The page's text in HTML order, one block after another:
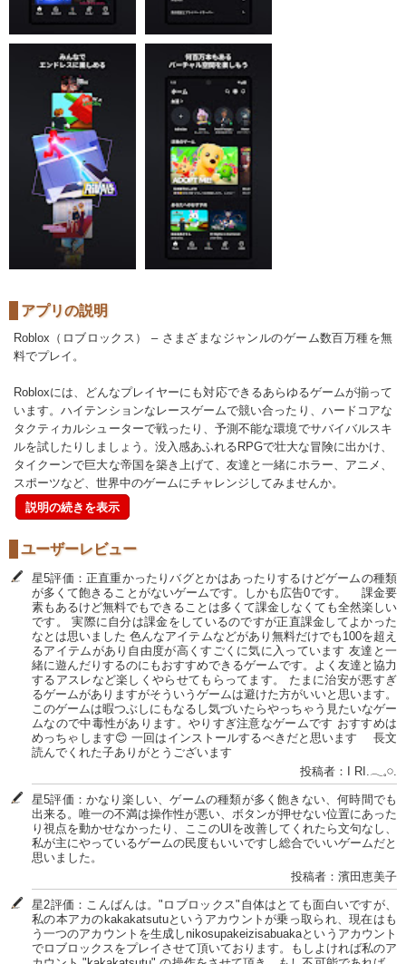
アプリの説明
Roblox（ロブロックス） – さまざまなジャンルのゲーム数百万種を無
料でプレイ。
Robloxには、どんなプレイヤーにも対応できるあらゆるゲームが揃って
います。ハイテンションなレースゲームで競い合ったり、ハードコアな
タクティカルシューターで戦ったり、予測不能な環境でサバイバルスキ
ルを試したりしましょう。没入感あふれるRPGで壮大な冒険に出かけ、
タイクーンで巨大な帝国を築き上げて、友達と一緒にホラー、アニメ、
スポーツなど、世界中のゲームにチャレンジしてみませんか。
説明の続きを表示
ユーザーレビュー
星5評価：正直重かったりバグとかはあったりするけどゲームの種類
が多くて飽きることがないゲームです。しかも広告0です。 課金要
素もあるけど無料でもできることは多くて課金しなくても全然楽しい
です。 実際に自分は課金をしているのですが正直課金してよかった
なとは思いました 色んなアイテムなどがあり無料だけでも100を超え
るアイテムがあり自由度が高くすごくに気に入っています 友達と一
緒に遊んだりするのにもおすすめできるゲームです。よく友達と協力
するアスレなど楽しくやらせてもらってます。 たまに治安が悪すぎ
るゲームがありますがそういうゲームは避けた方がいいと思います。
このゲームは暇つぶしにもなるし気づいたらやっちゃう見たいなゲー
ムなので中毒性があります。やりすぎ注意なゲームです おすすめは
めっちゃします😊 一回はインストールするべきだと思います 長文
読んでくれた子ありがとうございます
投稿者：I RI.𓂃𓈒𓏸.
星5評価：かなり楽しい、ゲームの種類が多く飽きない、何時間でも
出来る。唯一の不満は操作性が悪い、ボタンが押せない位置にあった
り視点を動かせなかったり、ここのUIを改善してくれたら文句なし、
私が主にやっているゲームの民度もいいですし総合でいいゲームだと
思いました。
投稿者：濱田恵美子
星2評価：こんばんは。"ロブロックス"自体はとても面白いですが、
私の本アカのkakakatsutuというアカウントが乗っ取られ、現在はも
う一つのアカウントを生成しnikosupakeizisabuakaというアカウント
でロブロックスをプレイさせて頂いております。もしよければ私のア